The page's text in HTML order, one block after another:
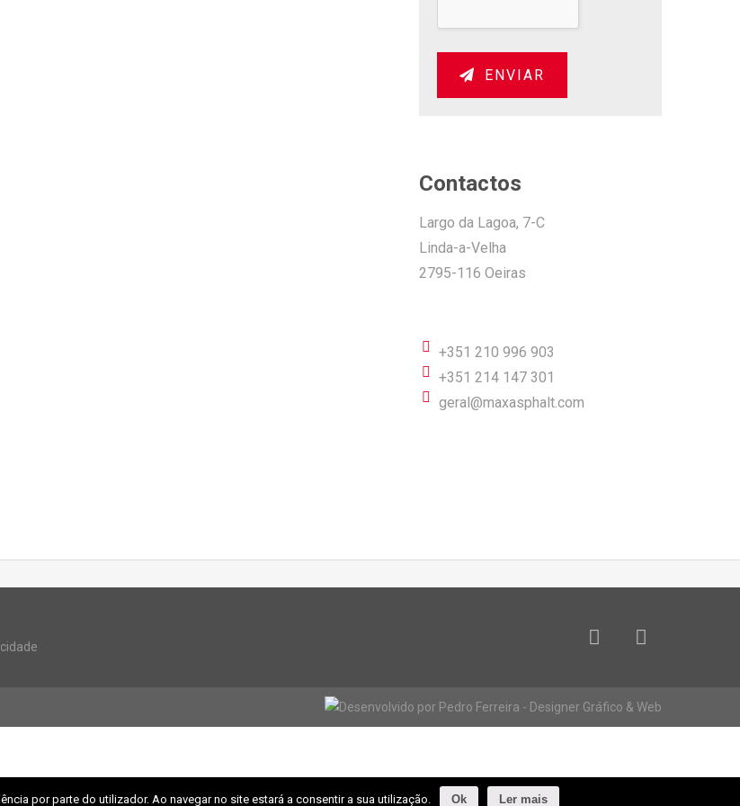
ENVIAR
Contactos
Largo da Lagoa, 7-C
Linda-a-Velha
2795-116 Oeiras
+351 210 996 903
+351 214 147 301
geral@maxasphalt.com
por parte do utilizador. Ao navegar no site estará a consentir a sua utilização. Ok Ler mais